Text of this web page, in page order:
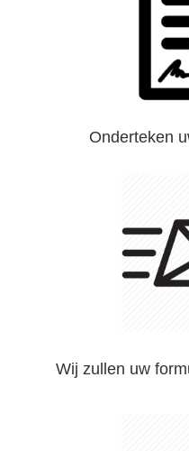
Onderteken
Wij zullen uw